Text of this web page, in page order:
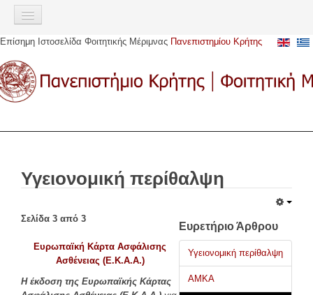
Σημείωση:
Αυτός
ιστότοπος
περιλαμβάνει
ένα
σύστημα
προσβασιμότητας.
Επίσημη Ιστοσελίδα Φοιτητικής Μέριμνας Πανεπιστημίου Κρήτης
ΠΑΡΟΧΈΣ
Αστική μετακίνηση
Ευρωπαϊκή Κάρτα Ασφάλισης Ασθενείας (Ε.Κ.Α.Α)
Ακαδημαϊκή Ταυτότητα (πάσο)
Κοινωνική μέριμνα
Υγειονομική περίθαλψη
Ευρετήριο Άρθρου
Υγειονομική περίθαλψη
AMKA
Σελίδα 3 από 3
Ευρωπαϊκή Κάρτα Ασφάλισης
Ασθένειας (Ε.Κ.Α.Α.)
Η έκδοση της Ευρωπαϊκής Κάρτας